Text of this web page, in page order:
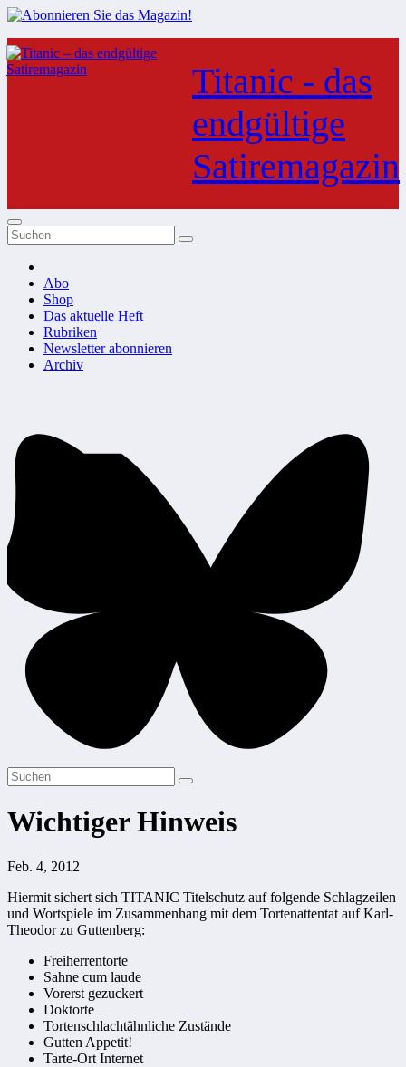
Zum
Inhalt
springen
Titanic - das
endgültige
Satiremagazin
Abo
Shop
Das aktuelle Heft
Rubriken
Newsletter abonnieren
Archiv
Wichtiger Hinweis
Feb. 4, 2012
Hiermit sichert sich TITANIC Titelschutz auf folgende Schlagzeilen
und Wortspiele im Zusammenhang mit dem Tortenattentat auf Karl-
Theodor zu Guttenberg:
Freiherrentorte
Sahne cum laude
Vorerst gezuckert
Doktorte
Tortenschlachtähnliche Zustände
Gutten Appetit!
Tarte-Ort Internet